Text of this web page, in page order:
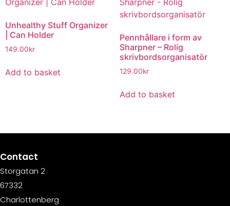
Unhealthy Stuff Organizer
| Can Holder
149.00kr
Add to basket
Pennhållare i form av
Sharpner – Rolig
skrivbordsorganisatör
129.00kr
Add to basket
Contact
Storgatan 2
67332
Charlottenberg